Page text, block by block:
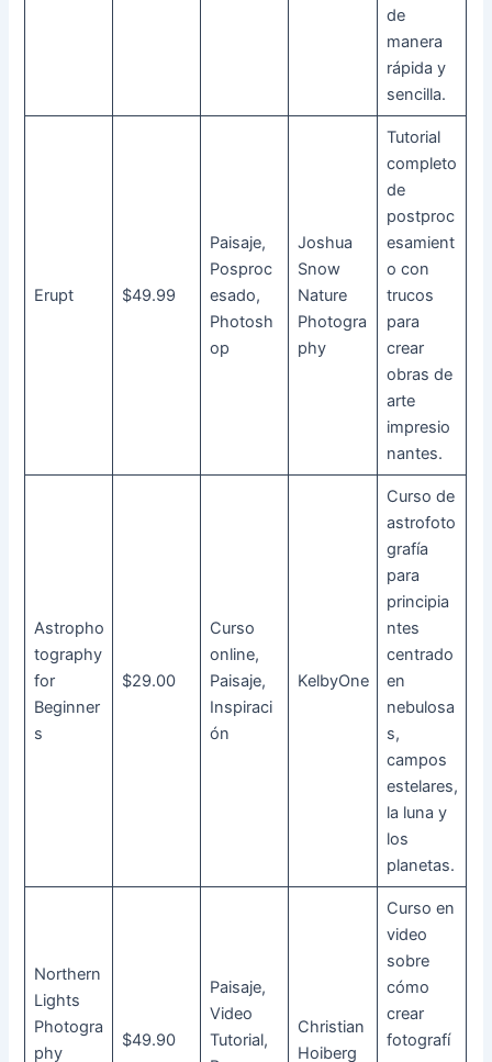
de
manera
rápida y
sencilla.
Erupt $49.99
Paisaje,
Posproc
esado,
Photosh
op
Joshua
Snow
Nature
Photogra
phy
Tutorial
completo
de
postproc
esamient
o con
trucos
para
crear
obras de
arte
impresio
nantes.
Astropho
tography
for
Beginner
s
$29.00
Curso
online,
Paisaje,
Inspiraci
ón
KelbyOne
Curso de
astrofoto
grafía
para
principia
ntes
centrado
en
nebulosa
s,
campos
estelares,
la luna y
los
planetas.
Northern
Lights
Photogra
phy
$49.90
Paisaje,
Video
Tutorial,
Christian
Hoiberg
Curso en
video
sobre
cómo
crear
fotografí